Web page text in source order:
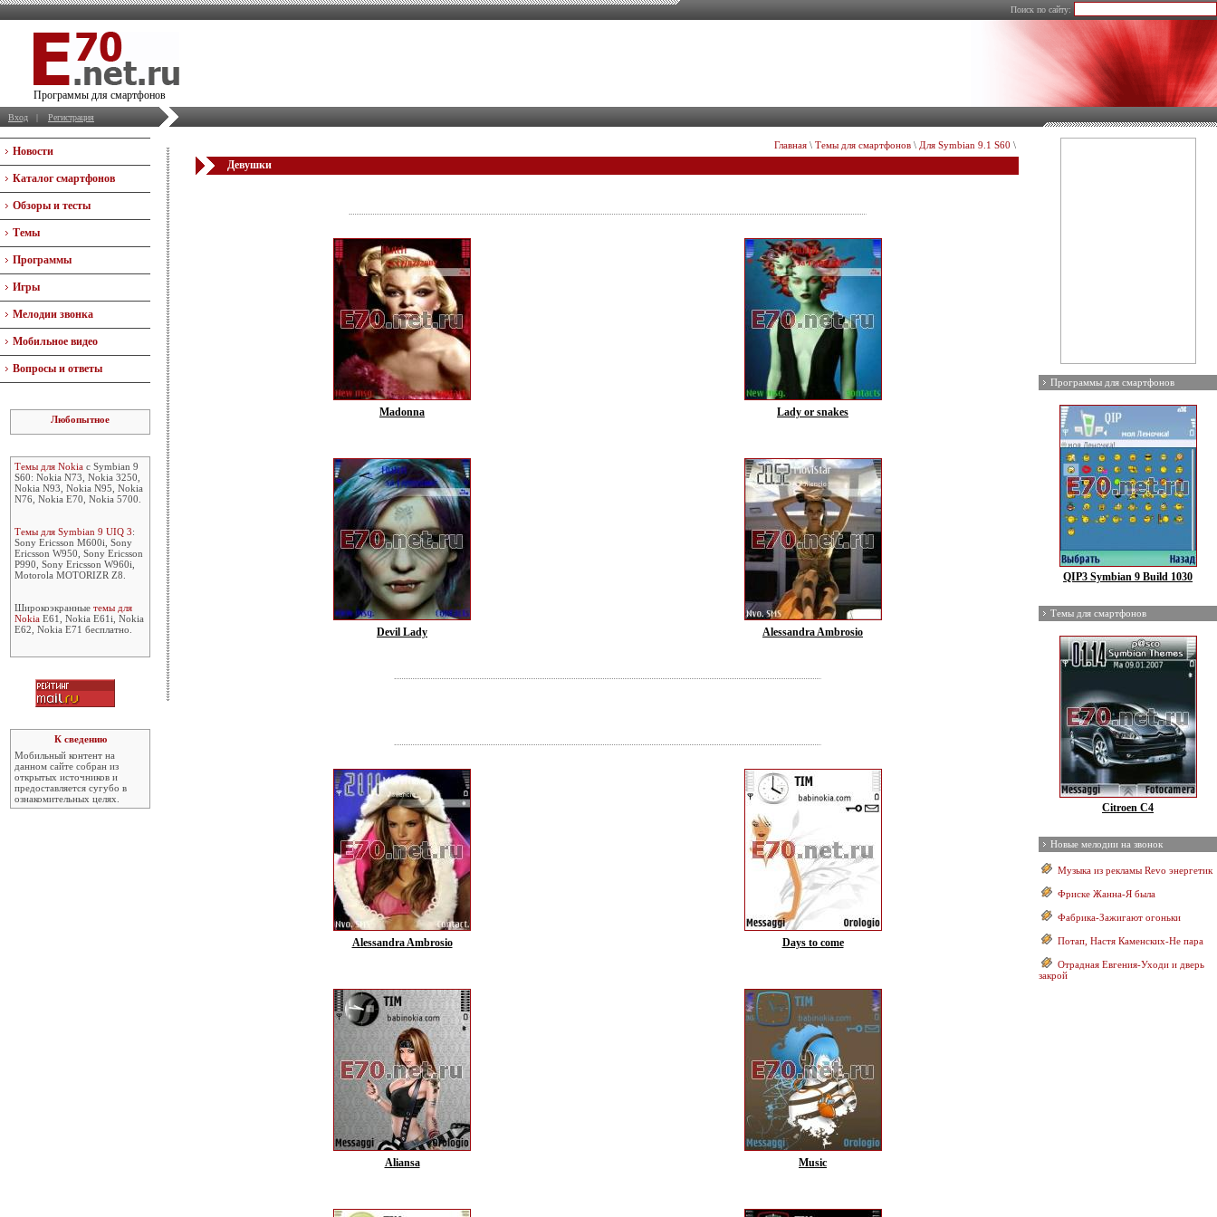
Поиск по сайту:
Программы для смартфонов
Вход | Регистрация
Новости
Каталог смартфонов
Обзоры и тесты
Темы
Программы
Игры
Мелодии звонка
Мобильное видео
Вопросы и ответы
Любопытное
Темы для Nokia с Symbian 9
S60: Nokia N73, Nokia 3250,
Nokia N93, Nokia N95, Nokia
N76, Nokia E70, Nokia 5700.
Темы для Symbian 9 UIQ 3:
Sony Ericsson M600i, Sony
Ericsson W950, Sony Ericsson
P990, Sony Ericsson W960i,
Motorola MOTORIZR Z8.
Широкоэкранные темы для
Nokia E61, Nokia E61i, Nokia
E62, Nokia E71 бесплатно.
К сведению
Мобильный контент на
данном сайте собран из
открытых источников и
предоставляется сугубо в
ознакомительных целях.
Главная \ Темы для смартфонов \ Для Symbian 9.1 S60 \
Девушки
Madonna Lady or snakes
Devil Lady Alessandra Ambrosio
Alessandra Ambrosio Days to come
Aliansa Music
Программы для смартфонов
QIP3 Symbian 9 Build 1030
Темы для смартфонов
Citroen C4
Новые мелодии на звонок
Музыка из рекламы Revo энергетик
Фриске Жанна-Я была
Фабрика-Зажигают огоньки
Потап, Настя Каменских-Не пара
Отрадная Евгения-Уходи и дверь
закрой